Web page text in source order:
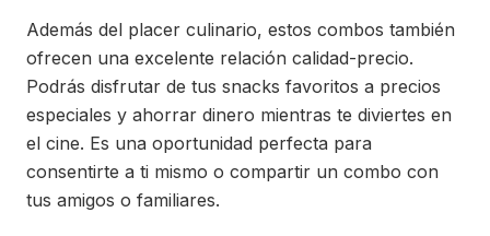
Además del placer culinario, estos combos también
ofrecen una excelente relación calidad-precio.
Podrás disfrutar de tus snacks favoritos a precios
especiales y ahorrar dinero mientras te diviertes en
el cine. Es una oportunidad perfecta para
consentirte a ti mismo o compartir un combo con
tus amigos o familiares.